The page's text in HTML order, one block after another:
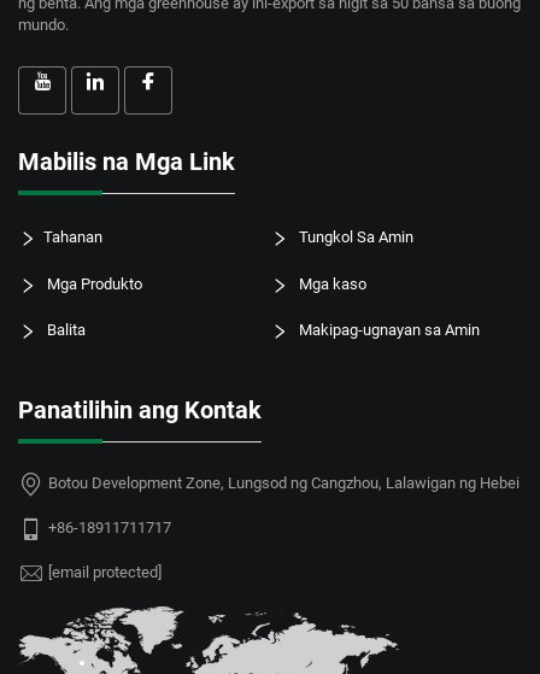
mundo.
Mabilis na Mga Link
Tahanan Tungkol Sa Amin
Mga Produkto Mga kaso
Balita Makipag-ugnayan sa Amin
Panatilihin ang Kontak
Botou Development Zone, Lungsod ng Cangzhou, Lalawigan ng Hebei
+86-18911711717
[email protected]